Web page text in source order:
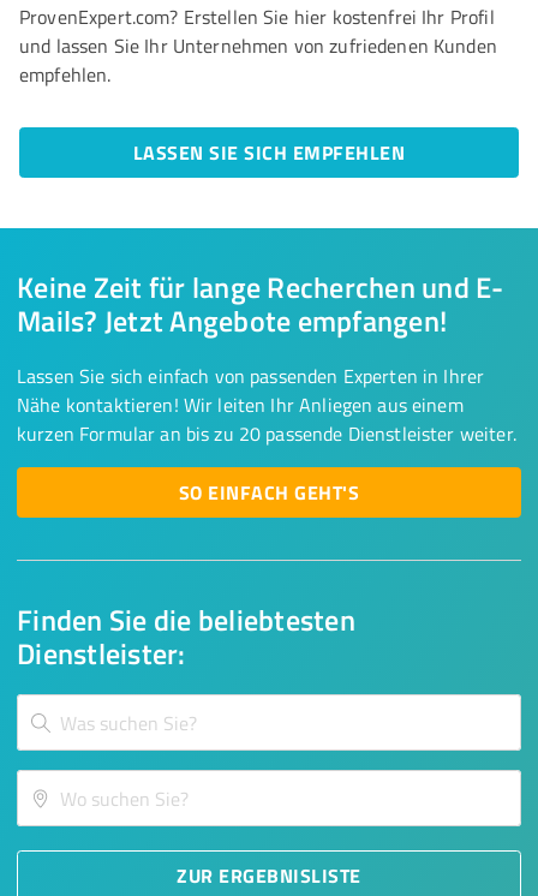
ProvenExpert.com? Erstellen Sie hier kostenfrei Ihr Profil
und lassen Sie Ihr Unternehmen von zufriedenen Kunden
empfehlen.
LASSEN SIE SICH EMPFEHLEN
Finden Sie die beliebtesten
Dienstleister:
ZUR ERGEBNISLISTE
Keine Zeit für lange Recherchen und E-
Mails? Jetzt Angebote empfangen!
Lassen Sie sich einfach von passenden Experten in Ihrer
Nähe kontaktieren! Wir leiten Ihr Anliegen aus einem
kurzen Formular an bis zu 20 passende Dienstleister weiter.
SO EINFACH GEHT'S